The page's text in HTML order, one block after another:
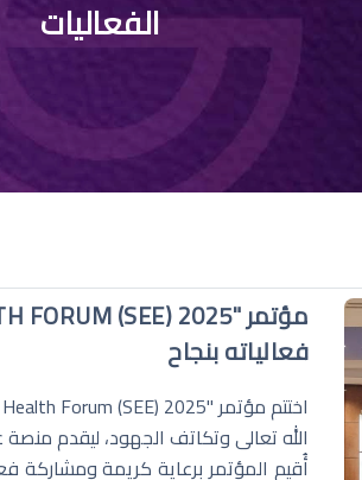
الفعاليات
فعالياته بنجاح
الله تعالى وتكاتف الجهود، ليقدم